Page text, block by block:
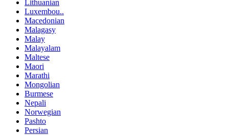
Lithuanian
Luxembou..
Macedonian
Malagasy
Malay
Malayalam
Maltese
Maori
Marathi
Mongolian
Burmese
Nepali
Norwegian
Pashto
Persian